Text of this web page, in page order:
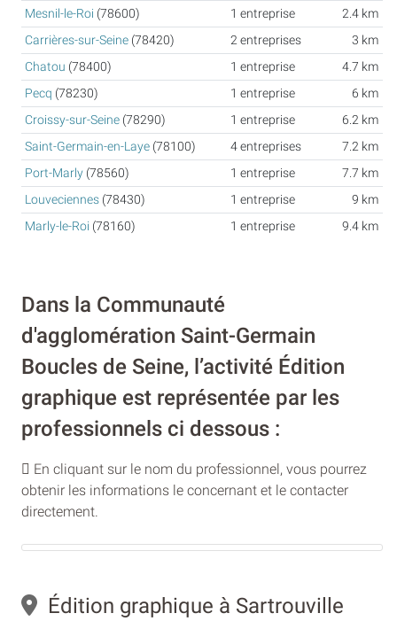
Mesnil-le-Roi (78600) 1 entreprise
2.4 km
Carrières-sur-Seine (78420) 2 entreprises
3 km
Chatou (78400) 1 entreprise
4.7 km
Pecq (78230) 1 entreprise
6 km
Croissy-sur-Seine (78290) 1 entreprise
6.2 km
Saint-Germain-en-Laye (78100) 4 entreprises
7.2 km
Port-Marly (78560) 1 entreprise
7.7 km
Louveciennes (78430) 1 entreprise
9 km
Marly-le-Roi (78160) 1 entreprise 9.4 km
Dans la Communauté
d'agglomération Saint-Germain
Boucles de Seine, l’activité Édition
graphique est représentée par les
professionnels ci dessous :
En cliquant sur le nom du professionnel, vous pourrez
obtenir les informations le concernant et le contacter
directement.
Édition graphique à Sartrouville